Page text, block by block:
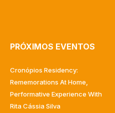
PRÓXIMOS EVENTOS
Cronópios Residency:
Rememorations At Home,
Performative Experience With
Rita Cássia Silva